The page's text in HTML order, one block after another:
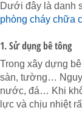
Dưới đây là danh
phòng cháy chữa
1. Sử dụng bê tông
Trong xây dựng
sàn, tường…
nước, đá… Khi
lực và chịu nhiệt